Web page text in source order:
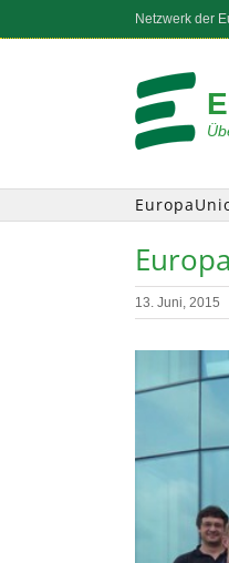
Netzwerk der
13. Juni, 2015